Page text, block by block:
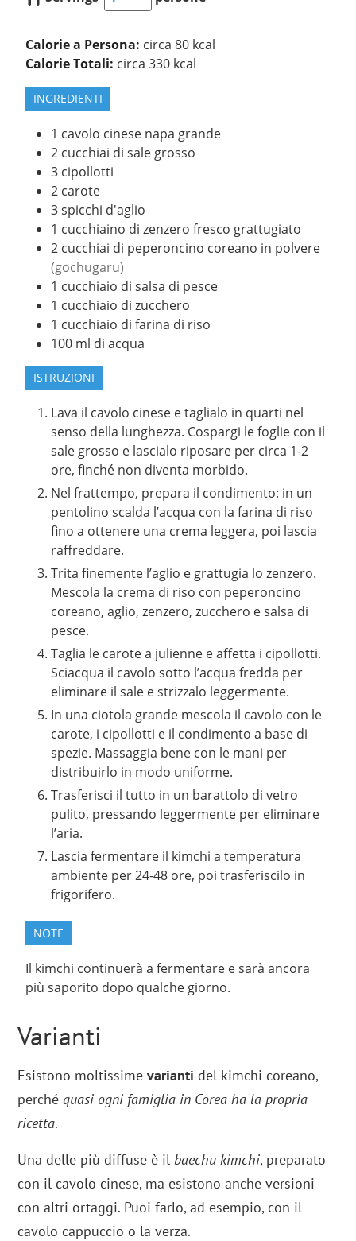
Calorie a Persona: circa 80 kcal
Calorie Totali: circa 330 kcal
INGREDIENTI
1 cavolo cinese napa grande
2 cucchiai di sale grosso
3 cipollotti
2 carote
3spicchi d'aglio
1 cucchiaino di zenzero fresco grattugiato
2 cucchiai di peperoncino coreano in polvere
(gochugaru)
1 cucchiaio di salsa di pesce
1 cucchiaio di zucchero
1 cucchiaio di farina di riso
100 ml di acqua
ISTRUZIONI
Lava il cavolo cinese e taglialo in quarti nel
senso della lunghezza. Cospargi le foglie con il
sale grosso e lascialo riposare per circa 1-2
ore, finché non diventa morbido.
Nel frattempo, prepara il condimento: in un
pentolino scalda l’acqua con la farina di riso
fino a ottenere una crema leggera, poi lascia
raffreddare.
Trita finemente l’aglio e grattugia lo zenzero.
Mescola la crema di riso con peperoncino
coreano, aglio, zenzero, zucchero e salsa di
pesce.
Taglia le carote a julienne e affetta i cipollotti.
Sciacqua il cavolo sotto l’acqua fredda per
eliminare il sale e strizzalo leggermente.
In una ciotola grande mescola il cavolo con le
carote, i cipollotti e il condimento a base di
spezie. Massaggia bene con le mani per
distribuirlo in modo uniforme.
Trasferisci il tutto in un barattolo di vetro
pulito, pressando leggermente per eliminare
l’aria.
Lascia fermentare il kimchi a temperatura
ambiente per 24-48 ore, poi trasferiscilo in
frigorifero.
NOTE
Il kimchi continuerà a fermentare e sarà ancora
più saporito dopo qualche giorno.
Varianti
Esistono moltissimevarianti del kimchi coreano,
perchéquasi ogni famiglia in Corea ha la propria
ricetta.
Una delle più diffuse è il baechu kimchi, preparato
con il cavolo cinese, ma esistono anche versioni
con altri ortaggi. Puoi farlo, ad esempio, con il
cavolo cappuccio o la verza.